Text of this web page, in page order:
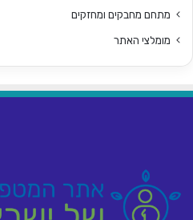
מתחם מחבקים ומחזקים
מומלצי האתר